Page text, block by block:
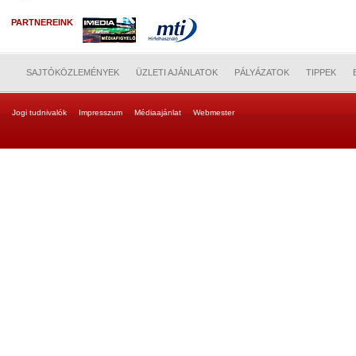
PARTNEREINK
SAJTÓKÖZLEMÉNYEK ÜZLETI AJÁNLATOK PÁLYÁZATOK TIPPEK
Jogi tudnivalók Impresszum Médiaajánlat Webmester